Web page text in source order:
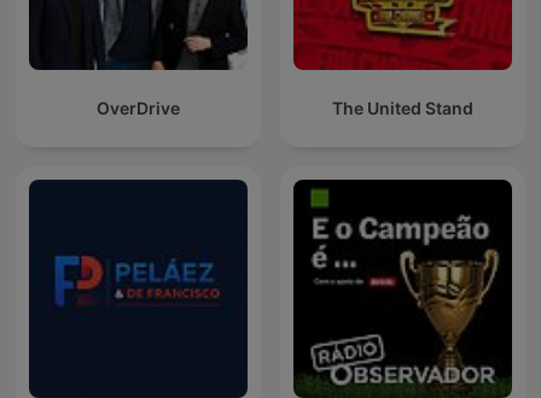
OverDrive The United Stand